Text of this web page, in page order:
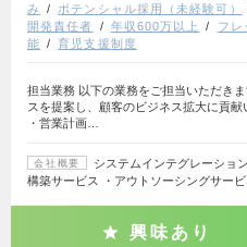
み
ポテンシャル採用（未経験可）
開発責任者
年収600万以上 フレ
能
育児支援制度
担当業務 以下の業務をご担当いただき
スを提案し、顧客のビジネス拡大に貢献
・営業計画…
会社概要
システムインテグレーショ
構築サービス ・アウトソーシングサー
興味あり